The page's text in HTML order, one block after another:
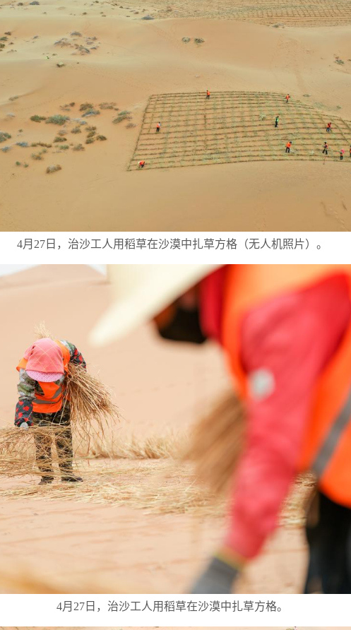
4月27日，治沙工人用稻草在沙漠中扎草方格（无人机照片）。
4月27日，治沙工人用稻草在沙漠中扎草方格。